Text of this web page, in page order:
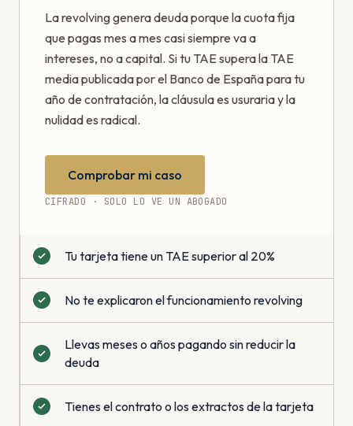
La revolving genera deuda porque la cuota fija
que pagas mes a mes casi siempre va a
intereses, no a capital. Si tu TAE supera la TAE
media publicada por el Banco de España para tu
año de contratación, la cláusula es usuraria y la
nulidad es radical.
Comprobar mi caso
CIFRADO · SOLO LO VE UN ABOGADO
Tu tarjeta tiene un TAE superior al 20%
No te explicaron el funcionamiento revolving
Llevas meses o años pagando sin reducir la
deuda
Tienes el contrato o los extractos de la tarjeta